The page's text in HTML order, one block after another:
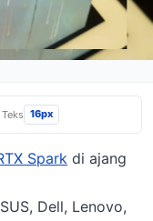
16px
Spark di ajang
Dell, Lenovo,